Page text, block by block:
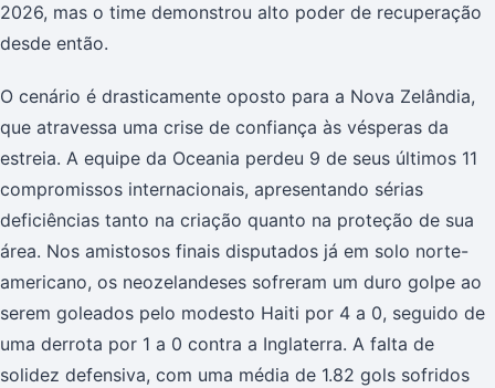
2026, mas o time demonstrou alto poder de recuperação
desde então.
O cenário é drasticamente oposto para a Nova Zelândia,
que atravessa uma crise de confiança às vésperas da
estreia. A equipe da Oceania perdeu 9 de seus últimos 11
compromissos internacionais, apresentando sérias
deficiências tanto na criação quanto na proteção de sua
área. Nos amistosos finais disputados já em solo norte-
americano, os neozelandeses sofreram um duro golpe ao
serem goleados pelo modesto Haiti por 4 a 0, seguido de
uma derrota por 1 a 0 contra a Inglaterra. A falta de
solidez defensiva, com uma média de 1.82 gols sofridos